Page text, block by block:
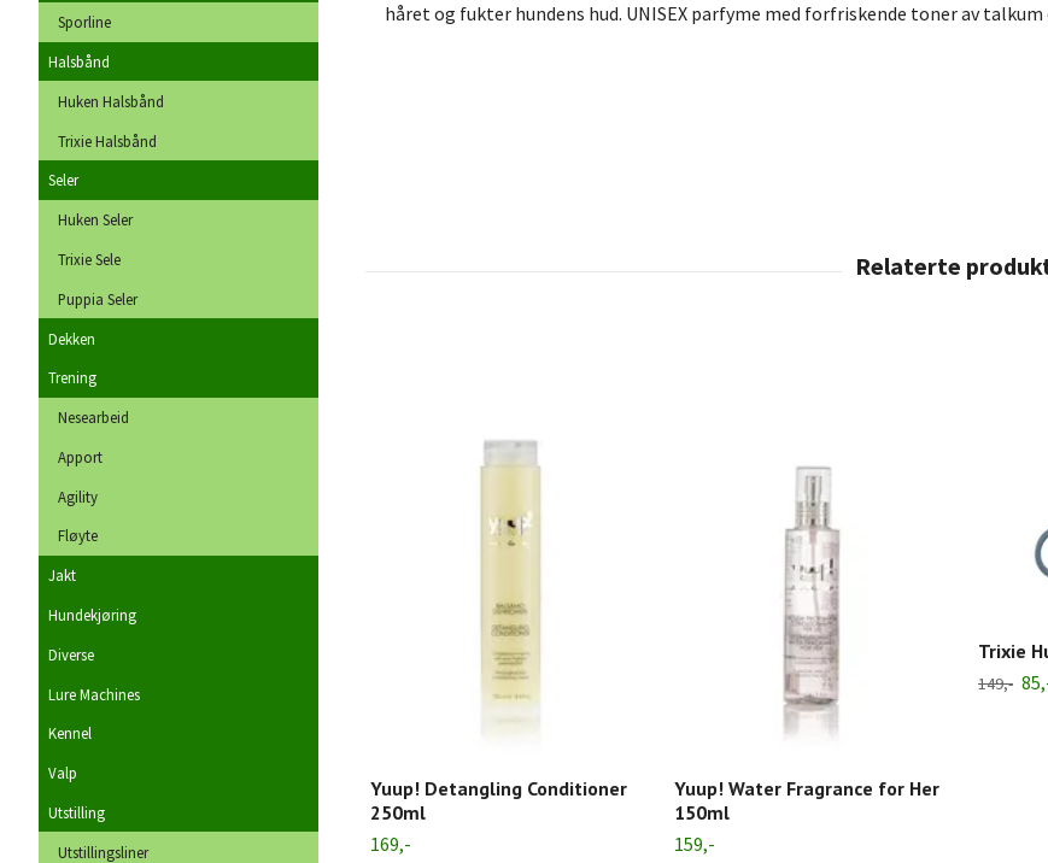
Sporline
Halsbånd
Huken Halsbånd
Trixie Halsbånd
Seler
Huken Seler
Trixie Sele
Puppia Seler
Dekken
Trening
Nesearbeid
Apport
Agility
Fløyte
Jakt
Hundekjøring
Diverse
Lure Machines
Kennel
Valp
Utstilling
Utstillingsliner
håret og fukter hundens hud. UNISEX parfyme med forfriskende toner av talkum
Yuup! Detangling Conditioner
250ml
169,-
Yuup! Water Fragrance for Her
150ml
159,-
Trixie
149,-